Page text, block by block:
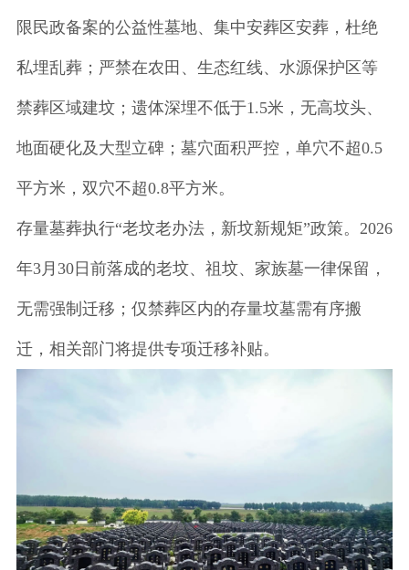
限民政备案的公益性墓地、集中安葬区安葬，杜绝
私埋乱葬；严禁在农田、生态红线、水源保护区等
禁葬区域建坟；遗体深埋不低于1.5米，无高坟头、
地面硬化及大型立碑；墓穴面积严控，单穴不超0.5
平方米，双穴不超0.8平方米。
存量墓葬执行“老坟老办法，新坟新规矩”政策。2026
年3月30日前落成的老坟、祖坟、家族墓一律保留，
无需强制迁移；仅禁葬区内的存量坟墓需有序搬
迁，相关部门将提供专项迁移补贴。